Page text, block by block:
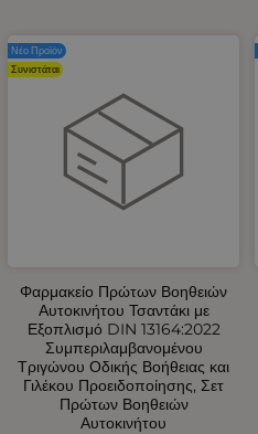
Φαρμακείο Πρώτων Βοηθειών
Αυτοκινήτου Τσαντάκι με
Εξοπλισμό DIN 13164:2022
Συμπεριλαμβανομένου
Τριγώνου Οδικής Βοήθειας και
Γιλέκου Προειδοποίησης, Σετ
Πρώτων Βοηθειών
Αυτοκινήτου
Νέο Προϊόν
Συνιστάται